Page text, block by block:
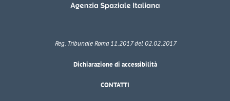
Reg. Tribunale Roma 11.2017 del 02.02.2017
Dichiarazione di accessibilità
CONTATTI